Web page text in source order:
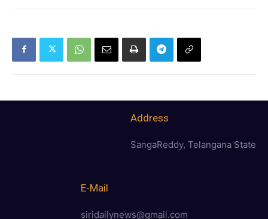
Address
SangaReddy, Telangana State
E-Mail
siridailynews@gmail.com